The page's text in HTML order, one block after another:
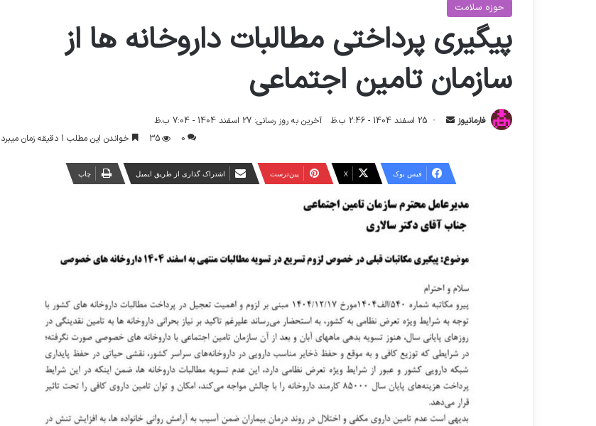
حوزه سلامت
پیگیری پرداختی مطالبات داروخانه ها از
سازمان تامین اجتماعی
فارمانیوز
ا
ی
ی
25 اسفند 1404 - 2:46 ب.ظ
آخرین به روز رسانی: 27 اسفند 1404 - 7:04 ب.ظ
0
35 خواندن این مطلب 1 دقیقه زمان میبرد
فیس بوک X ‫پین‌ترست اشتراک گذاری از طریق ایمیل چاپ